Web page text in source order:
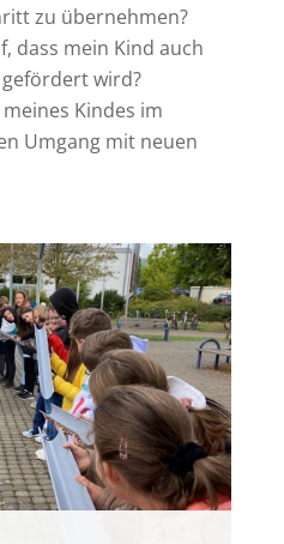
zu übernehmen?
dass mein Kind auch
wird?
Kindes im
Umgang mit neuen